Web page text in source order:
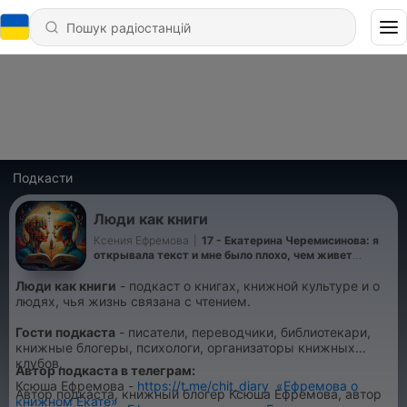
Подкасти
Люди как книги
Ксения Ефремова
17 - Екатерина Черемисинова: я
открывала текст и мне было плохо, чем живет
Люди как книги - подкаст о книгах, книжной культуре и о
людях, чья жизнь связана с чтением.
Гости подкаста - писатели, переводчики, библиотекари,
книжные блогеры, психологи, организаторы книжных
клубов.
Автор подкаста, книжный блогер Ксюша Ефремова, автор
Автор подкаста в телеграм:
Ксюша Ефремова - https://t.me/chit_diary «Ефремова о
книжном Екате»